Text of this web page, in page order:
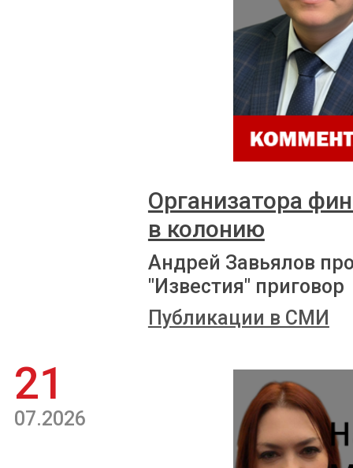
Организатора
в колонию
Андрей Завьялов
"Известия" приговор
Публикации в СМИ
21
07.2026